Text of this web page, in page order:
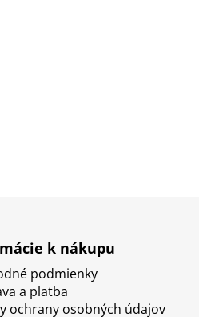
k nákupu
podmienky
a platba
ochrany osobných údajov